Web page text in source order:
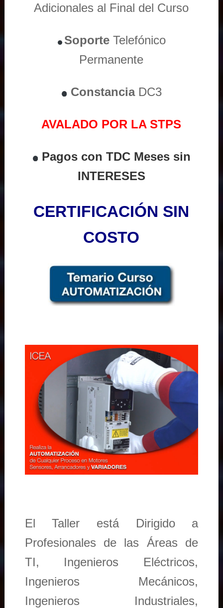
Adicionales al Final del Curso
Soporte Telefónico
Permanente
ConstanciaDC3
AVALADO POR LA STPS
Pagos con TDC Meses sin
INTERESES
CERTIFICACIÓN SIN
COSTO
El Taller está Dirigido a
Profesionales de las Áreas de
TI, Ingenieros Eléctricos,
Ingenieros Mecánicos,
Ingenieros Industriales,